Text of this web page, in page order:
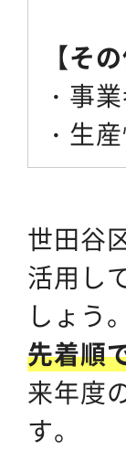
【そ
・事
・生
世田谷
活用し
しょう。
先着順
来年度
す。